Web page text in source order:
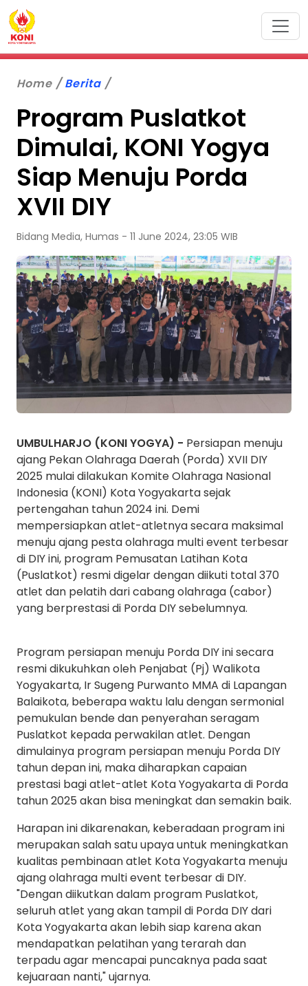
Home Berita
Program Puslatkot
Dimulai, KONI Yogya
Siap Menuju Porda
XVII DIY
Bidang Media, Humas - 11 June 2024, 23:05 WIB
UMBULHARJO (KONI YOGYA) - Persiapan menuju
ajang Pekan Olahraga Daerah (Porda) XVII DIY
2025 mulai dilakukan Komite Olahraga Nasional
Indonesia (KONI) Kota Yogyakarta sejak
pertengahan tahun 2024 ini. Demi
mempersiapkan atlet-atletnya secara maksimal
menuju ajang pesta olahraga multi event terbesar
di DIY ini, program Pemusatan Latihan Kota
(Puslatkot) resmi digelar dengan diikuti total 370
atlet dan pelatih dari cabang olahraga (cabor)
yang berprestasi di Porda DIY sebelumnya.
Program persiapan menuju Porda DIY ini secara
resmi dikukuhkan oleh Penjabat (Pj) Walikota
Yogyakarta, Ir Sugeng Purwanto MMA di Lapangan
Balaikota, beberapa waktu lalu dengan sermonial
pemukulan bende dan penyerahan seragam
Puslatkot kepada perwakilan atlet. Dengan
dimulainya program persiapan menuju Porda DIY
tahun depan ini, maka diharapkan capaian
prestasi bagi atlet-atlet Kota Yogyakarta di Porda
tahun 2025 akan bisa meningkat dan semakin baik.
Harapan ini dikarenakan, keberadaan program ini
merupakan salah satu upaya untuk meningkatkan
kualitas pembinaan atlet Kota Yogyakarta menuju
ajang olahraga multi event terbesar di DIY.
"Dengan diikutkan dalam program Puslatkot,
seluruh atlet yang akan tampil di Porda DIY dari
Kota Yogyakarta akan lebih siap karena akan
mendapatkan pelatihan yang terarah dan
terpadu agar mencapai puncaknya pada saat
kejuaraan nanti," ujarnya.